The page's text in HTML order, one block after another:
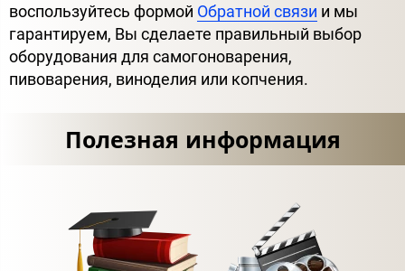
воспользуйтесь формой Обратной связи и мы
гарантируем, Вы сделаете правильный выбор
оборудования для самогоноварения,
пивоварения, виноделия или копчения.
Полезная информация